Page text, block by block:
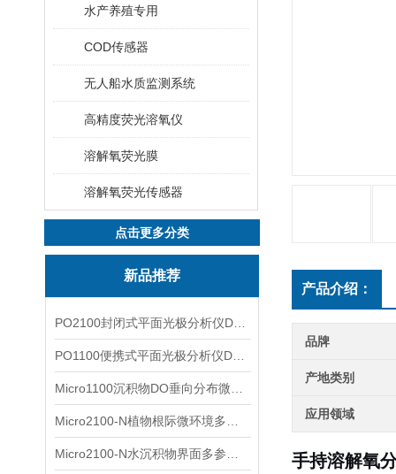
水产养殖专用
COD传感器
无人船水质监测系统
高精度荧光溶氧仪
溶解氧荧光膜
溶解氧荧光传感器
点击更多分类
新品推荐
产品介绍：
品牌
产地类别
应用领域
手持溶解氧